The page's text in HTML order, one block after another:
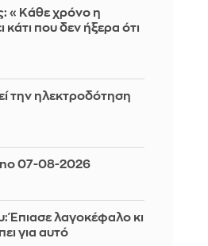
«Κάθε χρόνο η
κάτι που δεν ήξερα ότι
την ηλεκτροδότηση
07-08-2026
Έπιασε λαγοκέφαλο κι
για αυτό